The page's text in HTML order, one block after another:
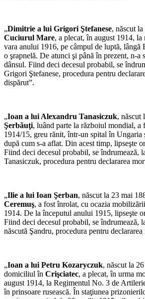
„Dimitrie a lui Grigori Ştefanese, născut
Cuciurul Mare, a plecat, în august 1914,
vara anului 1916, pe câmpul de luptă, lângă
o şrapnelă. De atunci şi până în prezent, n-a
dânsul. Fiind deci decesul probabil, se
Grigori Ştefanese, procedura pentru
dispărut”.
„Ioan a lui Alexandru Tanasiczuk, născut
Şerbăuţi, luând parte la războiul mondial, a
1914/15, greu rănit, într-un spital în Ungaria
după cum s-a aflat. Din acest timp, lipseşte
Fiind deci decesul probabil, se îndrumează,
Tanasiczuk, procedura pentru declararea
„Ilie a lui Ioan Şerban, născut la 23 mai
Ceremuş, a fost înrolat, cu ocazia
1914. De la începutul anului 1915, lipseşte
Fiind deci decesul probabil, se îndrumează,
născută Şandru, procedura pentru
„Ioan a lui Petru Kozaryczuk, născut la
domiciliul în Crişciatec, a plecat, în urma
august 1914, la Regimentul No. 3 de
în prinsoare rusească. În staţiunea